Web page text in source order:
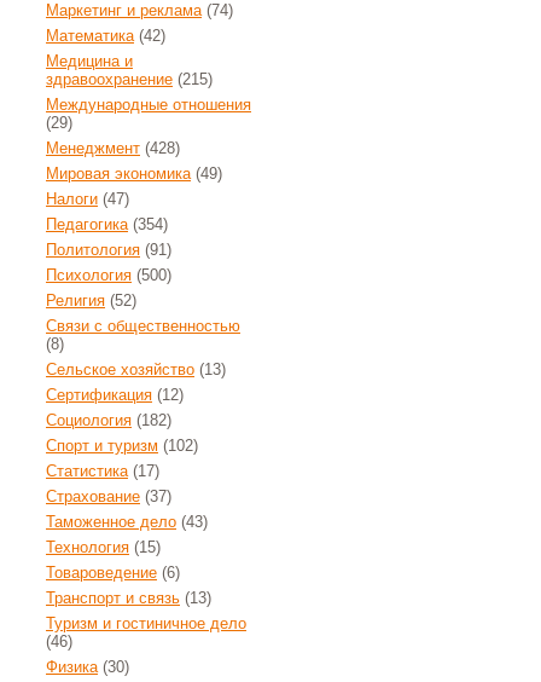
Маркетинг и реклама(74)
Математика(42)
Медицина и
здравоохранение (215)
Международные отношения
(29)
Менеджмент (428)
Мировая экономика(49)
Налоги (47)
Педагогика(354)
Политология (91)
Психология (500)
Религия (52)
Связи с общественностью
(8)
Сельское хозяйство (13)
Сертификация (12)
Социология (182)
Спорт и туризм (102)
Статистика(17)
Страхование (37)
Таможенное дело (43)
Технология (15)
Товароведение (6)
Транспорт и связь (13)
Туризм и гостиничное дело
(46)
Физика(30)